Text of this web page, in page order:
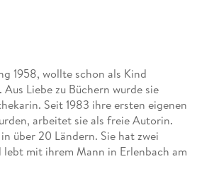
1958, wollte schon als Kind
Liebe zu Büchern wurde sie
Seit 1983 ihre ersten eigenen
arbeitet sie als freie Autorin.
über 20 Ländern. Sie hat zwei
lebt mit ihrem Mann in Erlenbach am